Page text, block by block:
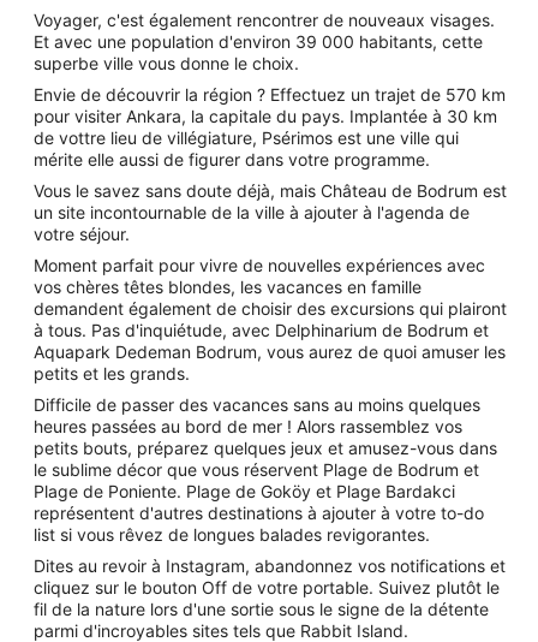
Voyager, c'est également rencontrer de nouveaux visages.
Et avec une population d'environ 39 000 habitants, cette
superbe ville vous donne le choix.
Envie de découvrir la région ? Effectuez un trajet de 570 km
pour visiter Ankara, la capitale du pays. Implantée à 30 km
de vottre lieu de villégiature, Psérimos est une ville qui
mérite elle aussi de figurer dans votre programme.
Vous le savez sans doute déjà, mais Château de Bodrum est
un site incontournable de la ville à ajouter à l'agenda de
votre séjour.
Moment parfait pour vivre de nouvelles expériences avec
vos chères têtes blondes, les vacances en famille
demandent également de choisir des excursions qui plairont
à tous. Pas d'inquiétude, avec Delphinarium de Bodrum et
Aquapark Dedeman Bodrum, vous aurez de quoi amuser les
petits et les grands.
Difficile de passer des vacances sans au moins quelques
heures passées au bord de mer ! Alors rassemblez vos
petits bouts, préparez quelques jeux et amusez-vous dans
le sublime décor que vous réservent Plage de Bodrum et
Plage de Poniente. Plage de Goköy et Plage Bardakci
représentent d'autres destinations à ajouter à votre to-do
list si vous rêvez de longues balades revigorantes.
Dites au revoir à Instagram, abandonnez vos notifications et
cliquez sur le bouton Off de votre portable. Suivez plutôt le
fil de la nature lors d'une sortie sous le signe de la détente
parmi d'incroyables sites tels que Rabbit Island.